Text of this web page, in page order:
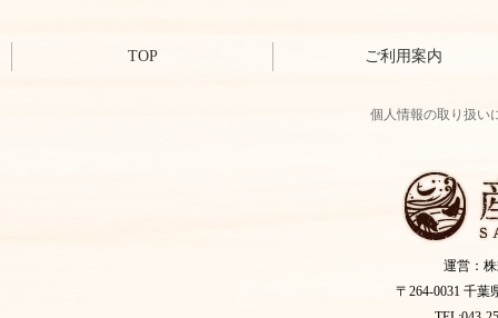
TOP ご利用案内
個人情報の取り扱い
運営：
〒264-0031 千葉